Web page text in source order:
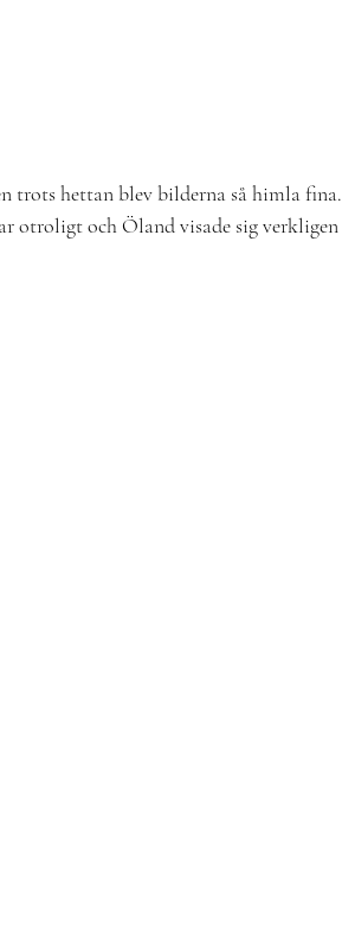
trots hettan blev bilderna så himla fina.
otroligt och Öland visade sig verkligen